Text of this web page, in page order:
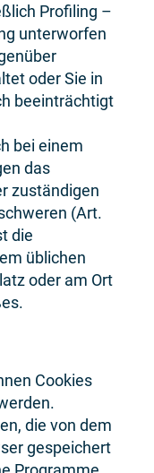
Profiling –
unterworfen
oder Sie in
beeinträchtigt
bei einem
das
zuständigen
(Art.
die
üblichen
oder am Ort
Cookies
die von dem
gespeichert